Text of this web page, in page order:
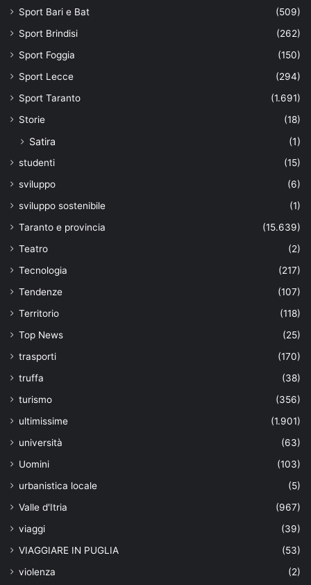
Sport Bari e Bat
(509)
Sport Brindisi
(262)
Sport Foggia
(150)
Sport Lecce
(294)
Sport Taranto
(1.691)
Storie
(18)
Satira (1)
studenti
(15)
sviluppo
(6)
sviluppo sostenibile
(1)
Taranto e provincia
(15.639)
Teatro
(2)
Tecnologia
(217)
Tendenze
(107)
Territorio
(118)
Top News
(25)
trasporti
(170)
truffa
(38)
turismo
(356)
ultimissime
(1.901)
università
(63)
Uomini
(103)
urbanistica locale
(5)
Valle d'Itria
(967)
viaggi
(39)
VIAGGIARE IN PUGLIA
(53)
violenza
(2)